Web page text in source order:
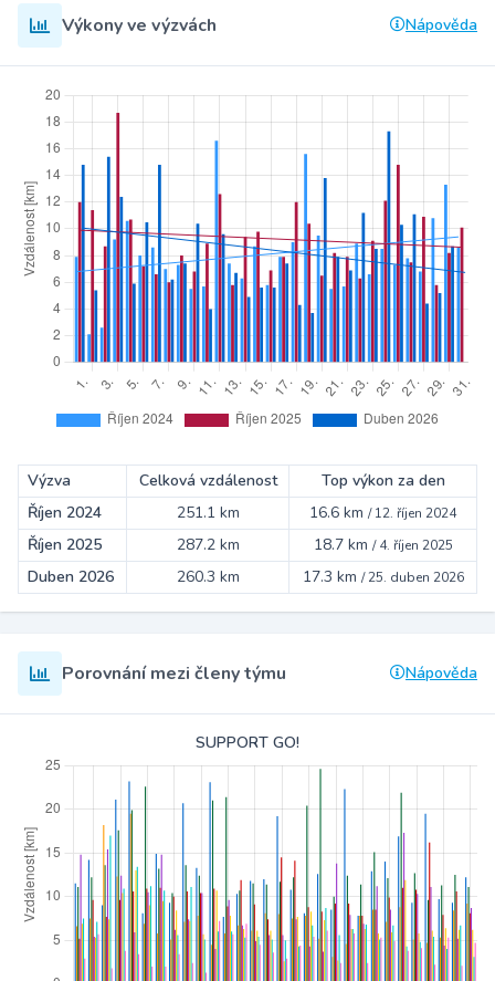
Výkony ve výzvách Nápověda
Výzva Celková vzdálenost
Top výkon za den
Říjen 2024
251.1 km 16.6 km /12. říjen 2024
Říjen 2025 287.2 km 18.7 km /4. říjen 2025
Duben 2026 260.3 km 17.3 km /25. duben 2026
Porovnání mezi členy týmu Nápověda
SUPPORT GO!